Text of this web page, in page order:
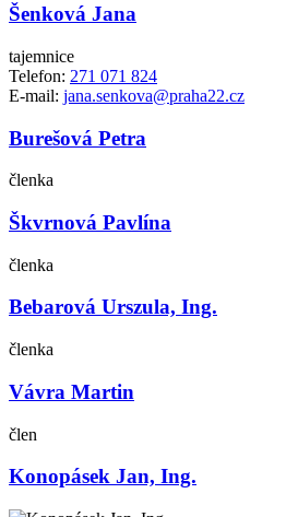
Šenková Jana
tajemnice
Telefon: 271 071 824
E-mail: jana.senkova@praha22.cz
Burešová Petra
členka
Škvrnová Pavlína
členka
Bebarová Urszula, Ing.
členka
Vávra Martin
člen
Konopásek Jan, Ing.